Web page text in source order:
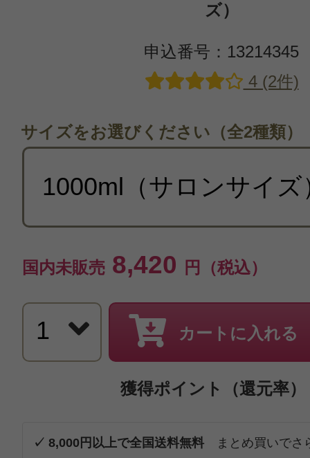
ズ）
申込番号：13214345
4 (2件)
サイズをお選びください（全2種類）
国内未販売 8,420 円（税込）
カートに入れる
獲得ポイント（還元率）
✓ 8,000円以上で全国送料無料 まとめ買いでさ